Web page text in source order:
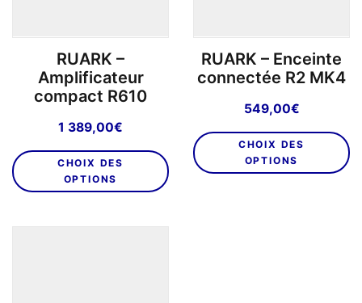
RUARK –
Amplificateur
compact R610
1 389,00€
CHOIX DES
OPTIONS
produit
RUARK – Enceinte
connectée R2 MK4
549,00€
CHOIX DES
OPTIONS